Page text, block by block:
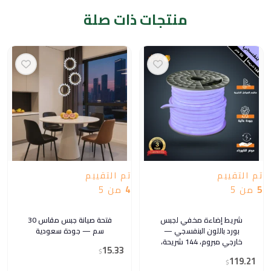
منتجات ذات صلة
تم التقييم
5 من 5
شريط إضاءة مخفي لجبس
بورد باللون البنفسجي —
خارجي مبروم، 144 شريحة،
والعوامل الخارجية (توفل)
$119.21
تم التقييم
4 من 5
فتحة صيانة جبس مقاس 30
سم — جودة سعودية
$15.33